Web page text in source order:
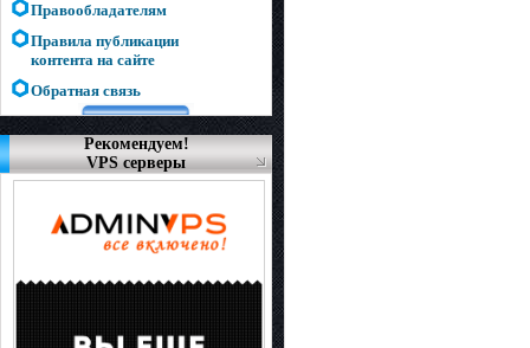
Правообладателям
Правила публикации
контента на сайте
Обратная связь
Рекомендуем!
VPS серверы